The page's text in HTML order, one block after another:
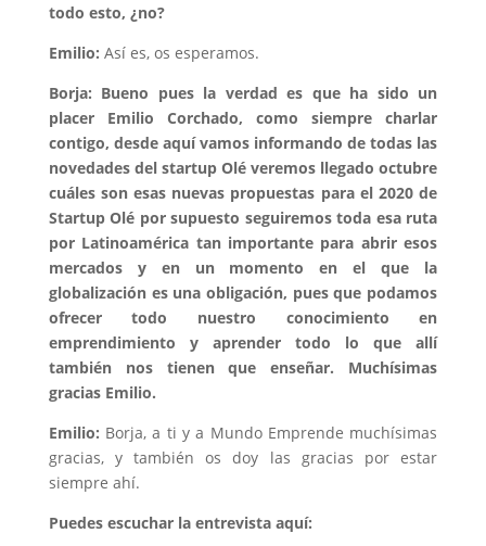
todo esto, ¿no?
Emilio: Así es, os esperamos.
Borja: Bueno pues la verdad es que ha sido un
placer Emilio Corchado, como siempre charlar
contigo, desde aquí vamos informando de todas las
novedades del startup Olé veremos llegado octubre
cuáles son esas nuevas propuestas para el 2020 de
Startup Olé por supuesto seguiremos toda esa ruta
por Latinoamérica tan importante para abrir esos
mercados y en un momento en el que la
globalización es una obligación, pues que podamos
ofrecer todo nuestro conocimiento en
emprendimiento y aprender todo lo que allí
también nos tienen que enseñar. Muchísimas
gracias Emilio.
Emilio: Borja, a ti y a Mundo Emprende muchísimas
gracias, y también os doy las gracias por estar
siempre ahí.
Puedes escuchar la entrevista aquí: